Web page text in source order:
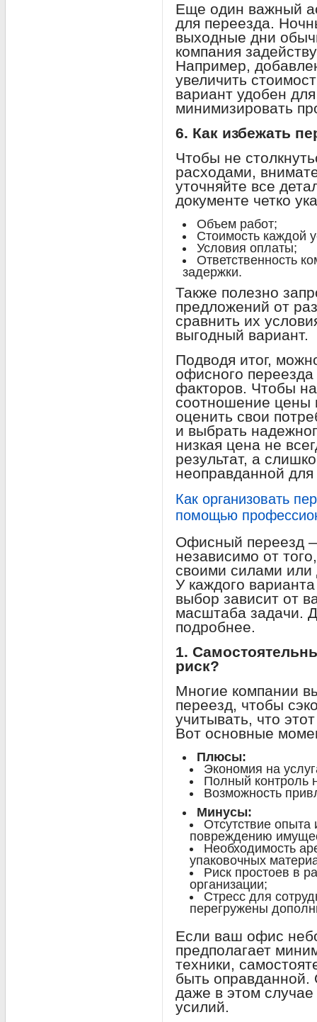
Еще один важный
для переезда.
выходные дни
компания
Например,
увеличить
вариант удобен
минимизировать
6. Как избежать
Чтобы не
расходами,
уточняйте все
документе четко
Объем работ;
Стоимость каждой
Условия оплаты;
Ответственность
задержки.
Также полезно
предложений от
сравнить их
выгодный вариант.
Подводя итог,
офисного
факторов. Чтобы
соотношение цены
оценить свои
и выбрать
низкая цена не
результат, а
неоправданной
Как организовать
помощью
Офисный переезд
независимо от
своими силами
У каждого
выбор зависит от
масштаба задачи.
подробнее.
1.
риск?
Многие компании
переезд, чтобы
учитывать, что
Вот основные
Плюсы:
Экономия на
Полный контроль
Возможность
Минусы:
Отсутствие опыта
повреждению
Необходимость
упаковочных
Риск простоев в
организации;
Стресс для
перегружены
Если ваш офис
предполагает
техники,
быть оправданной.
даже в этом
усилий.